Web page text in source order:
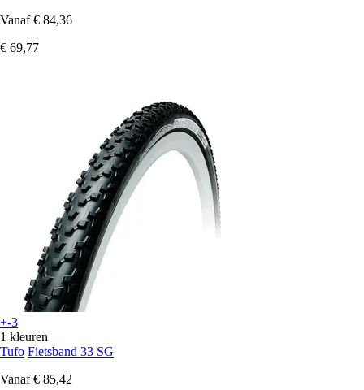
Vanaf € 84,36
€ 69,77
+-3
1 kleuren
Tufo Fietsband 33 SG
Vanaf € 85,42